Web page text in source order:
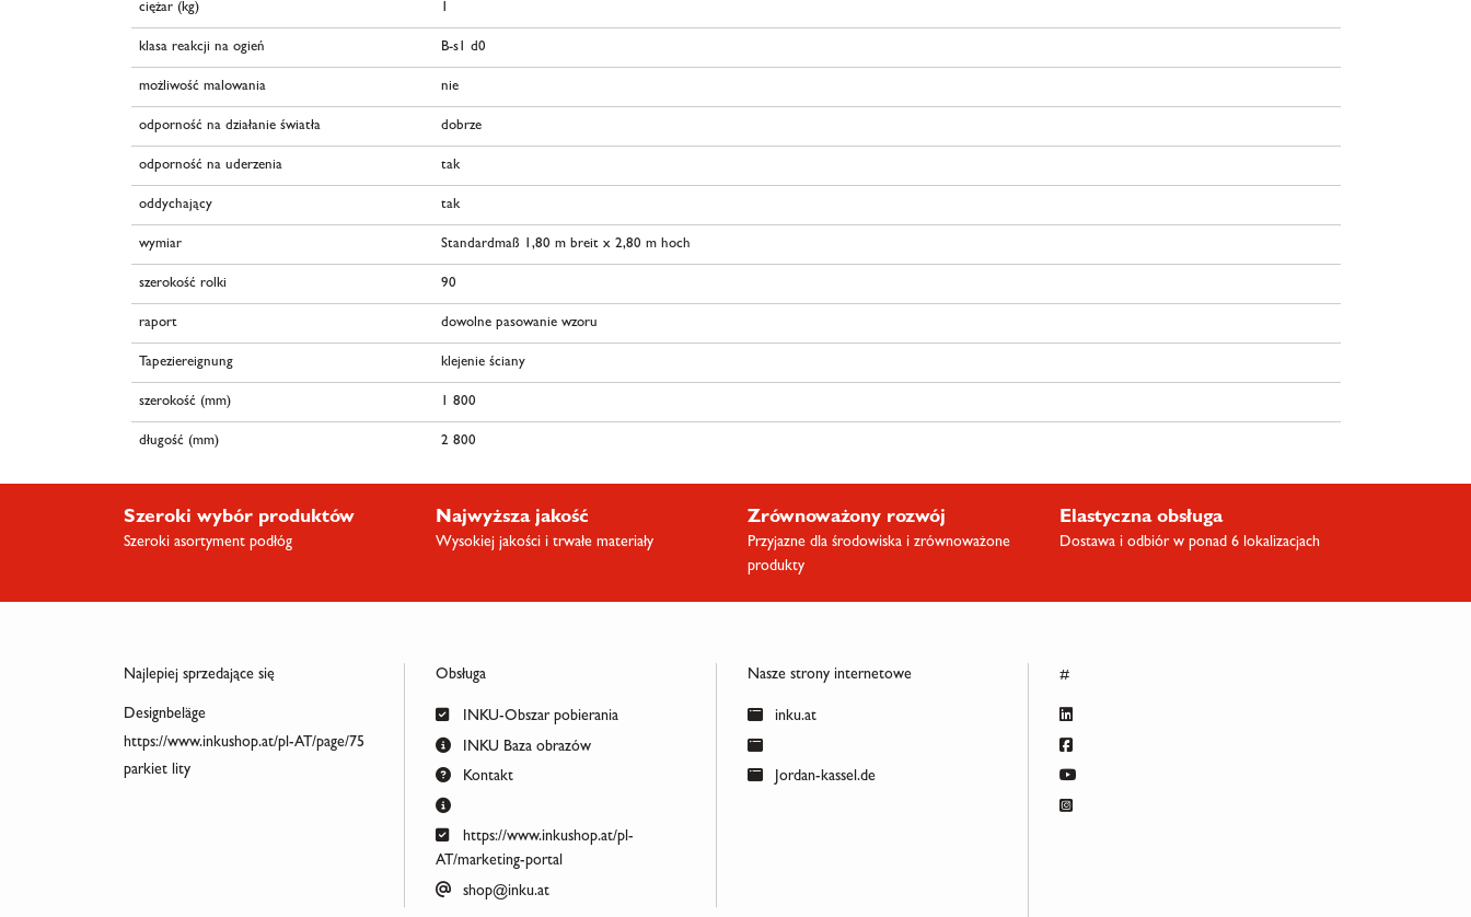
ciężar (kg) 1
klasa reakcji na ogień B-s1 d0
możliwość malowania nie
odporność na działanie światła dobrze
odporność na uderzenia tak
oddychający tak
wymiar Standardmaß 1,80 m breit x 2,80 m hoch
szerokość rolki 90
raport dowolne pasowanie wzoru
Tapeziereignung klejenie ściany
szerokość (mm) 1 800
długość (mm) 2 800
Szeroki wybór produktów
Szeroki asortyment podłóg
Najwyższa jakość
Wysokiej jakości i trwałe materiały
Zrównoważony rozwój
Przyjazne dla środowiska i zrównoważone
produkty
Elastyczna obsługa
Dostawa i odbiór w ponad 6 lokalizacjach
Najlepiej sprzedające się
Designbeläge
https://www.inkushop.at/pl-AT/page/75
parkiet lity
Obsługa
INKU-Obszar pobierania
INKU Baza obrazów
Kontakt
https://www.inkushop.at/pl-
AT/marketing-portal
shop@inku.at
Nasze strony internetowe
inku.at
Jordan-kassel.de
#